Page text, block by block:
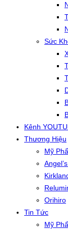
Sức
Kênh
Thương Hiệu
Mỹ
Orihiro
Tin Tức
Mỹ